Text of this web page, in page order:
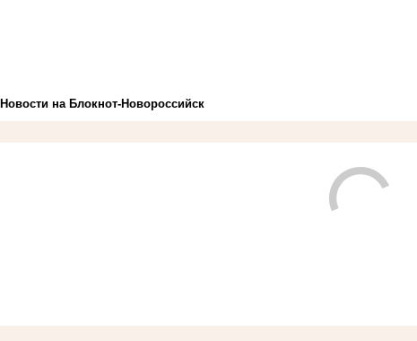
Новости на Блoкнoт-Новороссийск